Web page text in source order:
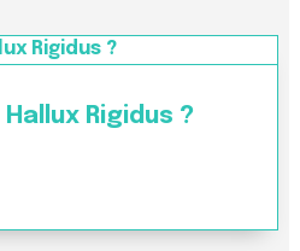
Hallux Rigidus ?